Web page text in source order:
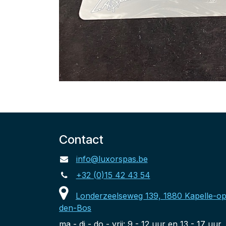
Contact
info@luxorspas.be
+32 (0)15 42 43 54
Londerzeelseweg 139, 1880 Kapelle-
den-Bos